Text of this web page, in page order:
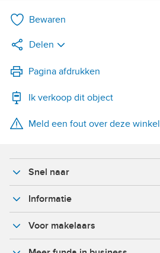
Bewaren
Delen
LinkedIn
WhatsApp
X
Pagina afdrukken
Ik verkoop dit object
Meld een fout over deze winkel
Snel naar
Informatie
Voor makelaars